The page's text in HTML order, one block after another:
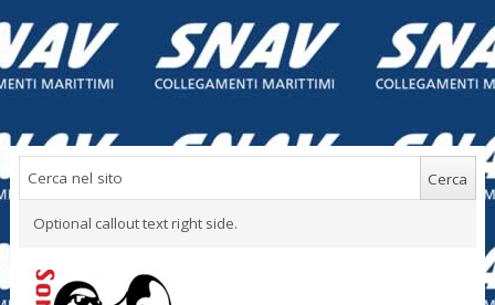
Optional callout text right side.